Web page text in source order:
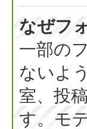
なぜフ
一部の
ないよ
室、投
す。モ